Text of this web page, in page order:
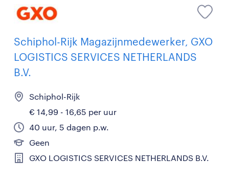
Schiphol-Rijk Magazijnmedewerker, GXO
LOGISTICS SERVICES NETHERLANDS
B.V.
Schiphol-Rijk
€ 14,99 - 16,65 per uur
40 uur, 5 dagen p.w.
Geen
GXO LOGISTICS SERVICES NETHERLANDS B.V.